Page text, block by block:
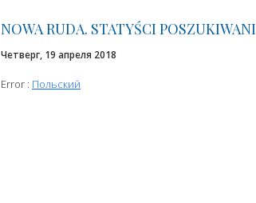
NOWA RUDA. STATYŚCI POSZUKIWANI
Четверг, 19 апреля 2018
Error : Польский